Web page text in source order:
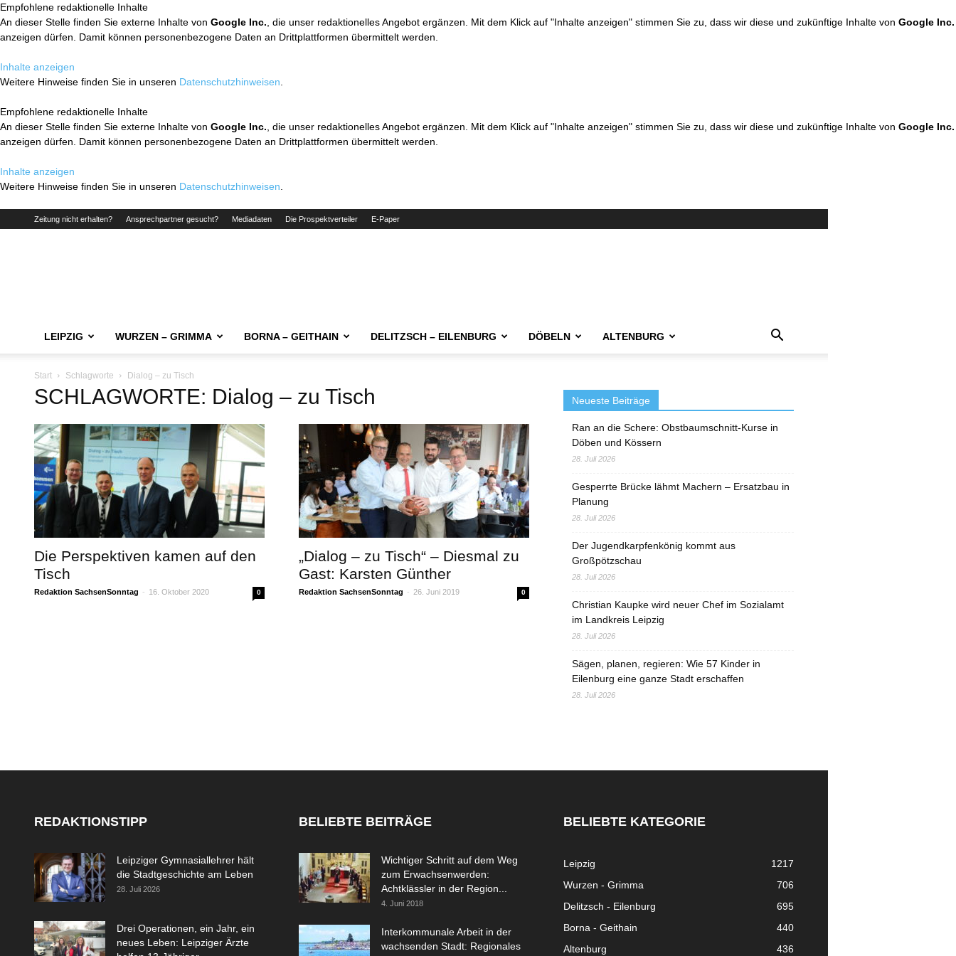
Empfohlene redaktionelle Inhalte
An dieser Stelle finden Sie externe Inhalte von Google Inc. , die unser redaktionelles Angebot ergänzen. Mit dem Klick auf "Inhalte anzeigen" stimmen Sie zu, dass wir diese und zukünftige Inhalte von Google Inc.
anzeigen dürfen. Damit können personenbezogene Daten an Drittplattformen übermittelt werden.
Inhalte anzeigen
Weitere Hinweise finden Sie in unseren Datenschutzhinweisen
Empfohlene redaktionelle Inhalte
An dieser Stelle finden Sie externe Inhalte von Google Inc. , die unser redaktionelles Angebot ergänzen. Mit dem Klick auf "Inhalte anzeigen" stimmen Sie zu, dass wir diese und zukünftige Inhalte von Google Inc.
anzeigen dürfen. Damit können personenbezogene Daten an Drittplattformen übermittelt werden.
Inhalte anzeigen
Weitere Hinweise finden Sie in unseren Datenschutzhinweisen
Zeitung nicht erhalten? Ansprechpartner gesucht? Mediadaten Die Prospektverteiler E-Paper
LEIPZIG WURZEN – GRIMMA BORNA – GEITHAIN DELITZSCH – EILENBURG DÖBELN ALTENBURG
Start Schlagworte Dialog – zu Tisch
SCHLAGWORTE: Dialog – zu Tisch
Die Perspektiven kamen auf den
Tisch
Redaktion SachsenSonntag - 16. Oktober 2020 0
„Dialog – zu Tisch“ – Diesmal zu
Gast: Karsten Günther
Redaktion SachsenSonntag - 26. Juni 2019 0
Neueste Beiträge
Ran an die Schere: Obstbaumschnitt-Kurse in
Döben und Kössern
28. Juli 2026
Gesperrte Brücke lähmt Machern – Ersatzbau in
Planung
28. Juli 2026
Der Jugendkarpfenkönig kommt aus
Großpötzschau
28. Juli 2026
Christian Kaupke wird neuer Chef im Sozialamt
im Landkreis Leipzig
28. Juli 2026
Sägen, planen, regieren: Wie 57 Kinder in
Eilenburg eine ganze Stadt erschaffen
28. Juli 2026
REDAKTIONSTIPP
Leipziger Gymnasiallehrer hält
die Stadtgeschichte am Leben
28. Juli 2026
Drei Operationen, ein Jahr, ein
neues Leben: Leipziger Ärzte
BELIEBTE BEITRÄGE
Wichtiger Schritt auf dem Weg
zum Erwachsenwerden:
Achtklässler in der Region...
4. Juni 2018
Interkommunale Arbeit in der
wachsenden Stadt: Regionales
BELIEBTE KATEGORIE
Leipzig
1217
Wurzen - Grimma
706
Delitzsch - Eilenburg
695
Borna - Geithain
440
Altenburg
436